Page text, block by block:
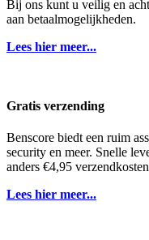
Bij ons kunt u veilig en
aan betaalmogelijkheden.
Lees hier meer...
Gratis verzending
Benscore biedt een ruim
security en meer. Snelle
anders €4,95
Lees hier meer...